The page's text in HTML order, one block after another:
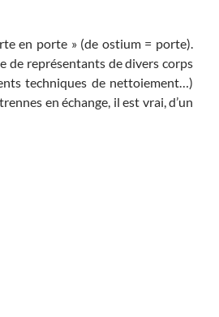
en porte » (de ostium = porte).
de représentants de divers corps
techniques de nettoiement…)
en échange, il est vrai, d’un